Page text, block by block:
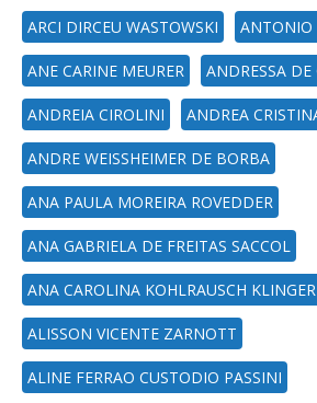
ARCI DIRCEU WASTOWSKI ANTONIO
ANE CARINE MEURER ANDRESSA DE
ANDREIA CIROLINI ANDREA
ANDRE WEISSHEIMER DE BORBA
ANA PAULA MOREIRA ROVEDDER
ANA GABRIELA DE FREITAS SACCOL
ANA CAROLINA KOHLRAUSCH KLINGER
ALISSON VICENTE ZARNOTT
ALINE FERRAO CUSTODIO PASSINI